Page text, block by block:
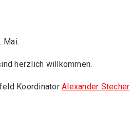
Mai.
herzlich willkommen.
Koordinator Alexander Stecher